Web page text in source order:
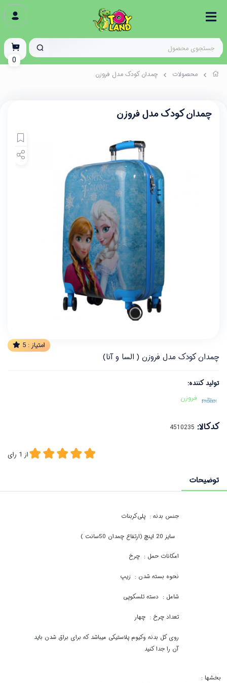
محصولات چمدان کودک مدل فروزن
چمدان کودک مدل فروزن
امتیاز : 5
چمدان کودک مدل فروزن ( السا و آنا)
تولید کننده:
فروزن
کدکالا:
از 1 رای
توضیحات
جنس بدنه : پلی‌کربنات
سایز 20 اینچ (ارتفاع چمدان 50سانت )
امکانات حمل : چرخ
نحوه بسته شدن : زیپ
شامل : دسته تلسکوپی
تعداد چرخ : چهار
روی کل بدنه وکیوم پلاستیکی میباشد که برای براق شدن باید
آن را جدا کنید
بخشها :
0